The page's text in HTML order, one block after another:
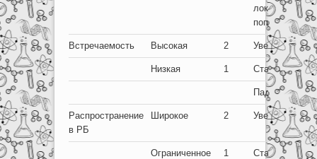
локальных
популяций
Встречаемость Высокая 2 Увеличивается
Низкая 1 Стабильна
Падает
Распространение
в РБ
Широкое 2 Увеличивается
Ограниченное 1 Стабильна